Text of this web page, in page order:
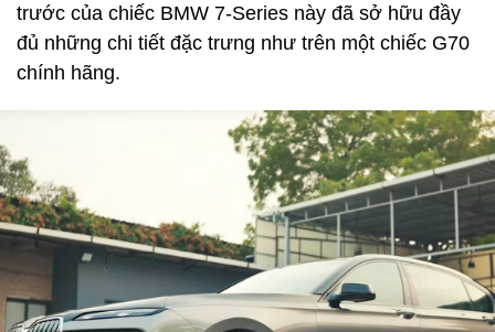
trước của chiếc BMW 7-Series này đã sở hữu đầy
đủ những chi tiết đặc trưng như trên một chiếc G70
chính hãng.